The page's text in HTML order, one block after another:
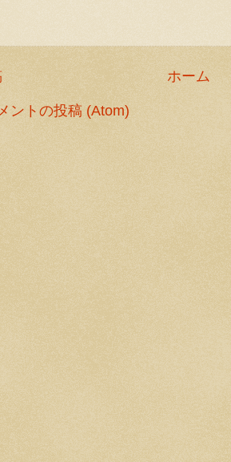
ホーム
ントの投稿 (Atom)